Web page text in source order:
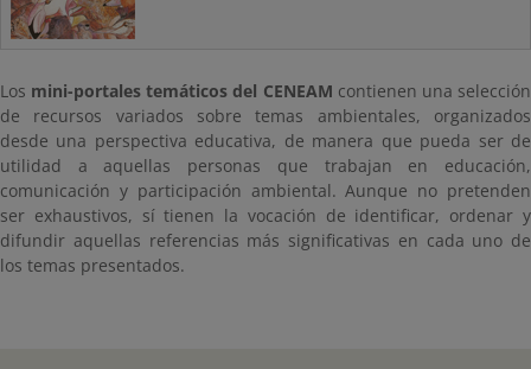
Los mini-portales temáticos del CENEAM contienen una selección
de recursos variados sobre temas ambientales, organizados
desde una perspectiva educativa, de manera que pueda ser de
utilidad a aquellas personas que trabajan en educación,
comunicación y participación ambiental. Aunque no pretenden
ser exhaustivos, sí tienen la vocación de identificar, ordenar y
difundir aquellas referencias más significativas en cada uno de
los temas presentados.